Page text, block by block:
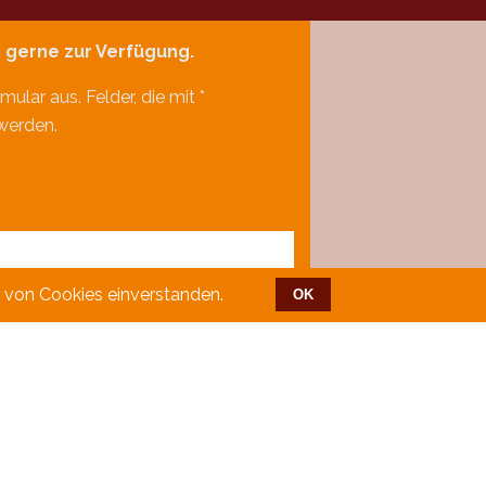
zur Verfügung.
aus. Felder, die mit *
Cookies einverstanden. OK